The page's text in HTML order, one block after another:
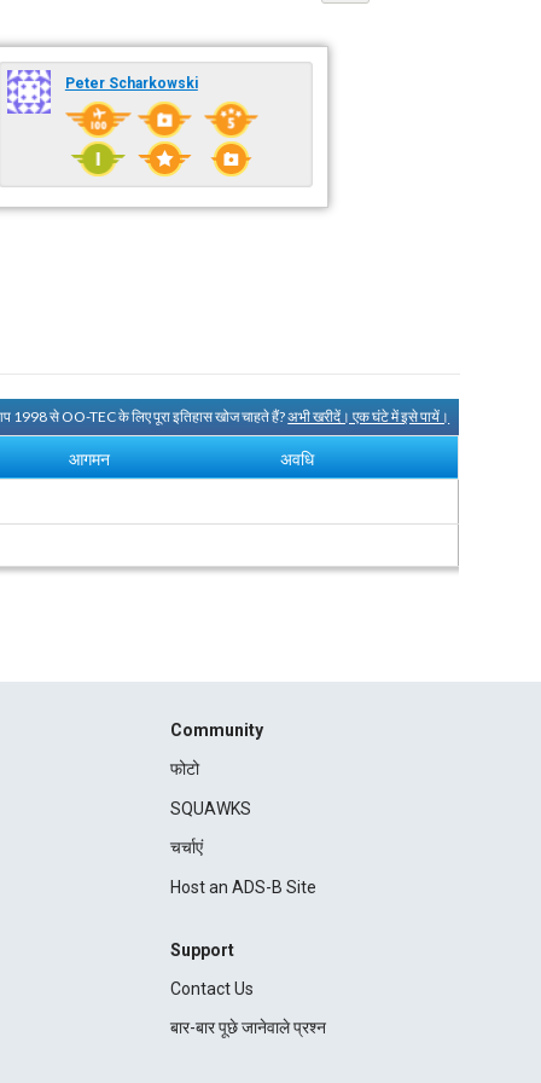
Peter Scharkowski
1998 से OO-TEC के लिए पूरा इतिहास खोज चाहते हैं?अभी खरीदें। एक घंटे में इसे पायें।
आगमन अवधि
Community
फोटो
SQUAWKS
चर्चाएं
Host an ADS-B Site
Support
Contact Us
बार-बार पूछे जानेवाले प्रश्न